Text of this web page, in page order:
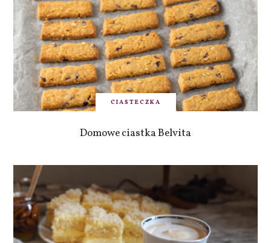
CIASTECZKA
Domowe ciastka Belvita